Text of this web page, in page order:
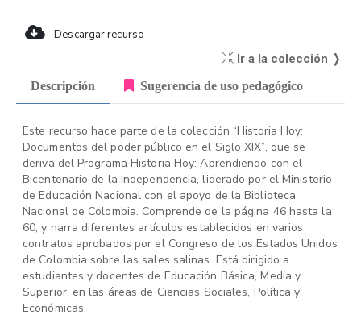
Descargar recurso
Ir a la colección ❭
Descripción Sugerencia de uso pedagógico
Este recurso hace parte de la colección “Historia Hoy:
Documentos del poder público en el Siglo XIX”, que se
deriva del Programa Historia Hoy: Aprendiendo con el
Bicentenario de la Independencia, liderado por el Ministerio
de Educación Nacional con el apoyo de la Biblioteca
Nacional de Colombia. Comprende de la página 46 hasta la
60, y narra diferentes artículos establecidos en varios
contratos aprobados por el Congreso de los Estados Unidos
de Colombia sobre las sales salinas. Está dirigido a
estudiantes y docentes de Educación Básica, Media y
Superior, en las áreas de Ciencias Sociales, Política y
Económicas.